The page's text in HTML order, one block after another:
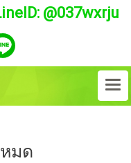
@037wxrju
มด